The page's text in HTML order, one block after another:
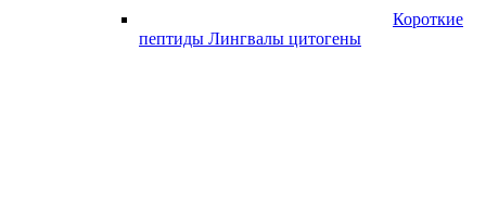
Короткие
пептиды Лингвалы цитогены